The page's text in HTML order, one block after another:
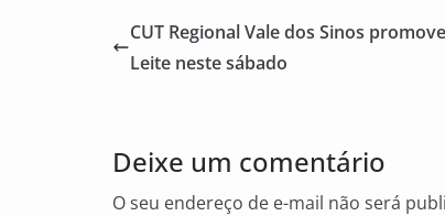
e
b
k
l e
CUT Regional Vale dos Sinos
Leite neste sábado
Deixe um comentário
O seu endereço de e-mail não será